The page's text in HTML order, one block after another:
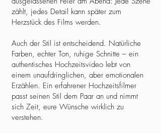
zählt, jedes Detail kann später zum
Herzstück des Films werden.
Auch der Stil ist entscheidend. Natürliche
Farben, echter Ton, ruhige Schnitte – ein
authentisches Hochzeitsvideo lebt von
einem unaufdringlichen, aber emotionalen
Erzählen. Ein erfahrener Hochzeitsfilmer
passt seinen Stil dem Paar an und nimmt
sich Zeit, eure Wünsche wirklich zu
verstehen.